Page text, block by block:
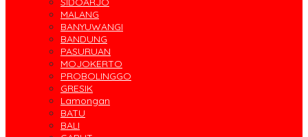
MALANG
BANYUWANGI
BANDUNG
PASURUAN
MOJOKERTO
PROBOLINGGO
GRESIK
Lamongan
BATU
BALI